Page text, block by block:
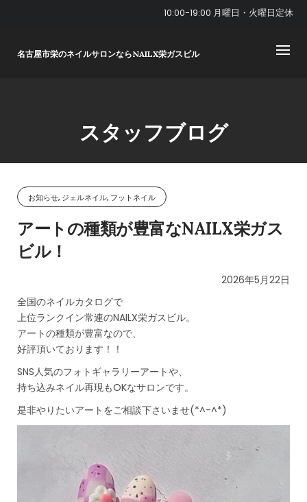
10:00-19:00 月曜日・火曜日定休
名古屋市栄のネイルサロンならNAILX栄ガスビル
スタッフブログ
お知らせ, ジェルネイル, フットネイル
アートの種類が豊富なNAILX栄ガス
ビル！
2026年5月22日
全国のネイルカタログで
上位ランクイン常連のNAILX栄ガスビル。
アートの種類が豊富なので、
好評頂いております！！
SNS人気のフォトギャラリーアートや、
持ち込みネイル再現もOKなサロンです。
是非やりたいアートをご相談下さいませ(*^-^*)